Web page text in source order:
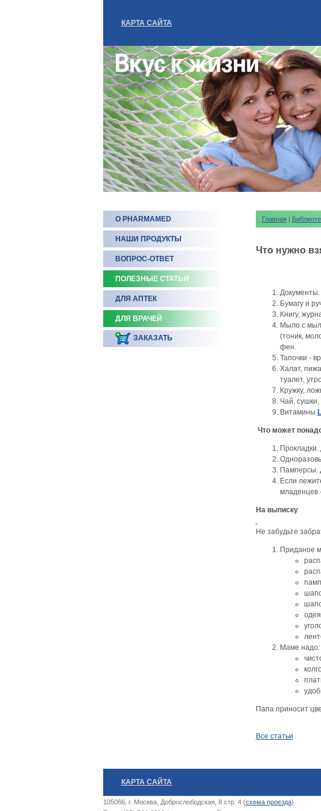
КАРТА САЙТА
О PHARMAMED
НАШИ ПРОДУКТЫ
ВОПРОС-ОТВЕТ
ПОЛЕЗНЫЕ СТАТЬИ
ДЛЯ АПТЕК
ДЛЯ ВРАЧЕЙ
ЗАКАЗАТЬ
Главная |
Что нужно
Документы.
Бумагу и
Книгу,
Мыло с
(тоник,
фен.
Тапочки -
Халат,
туалет,
Кружку,
Чай,
Витамины
Что может
Памперсы.
Если
младенцев
На выписку
Не забудьте
Приданое
Маме надо:
Папа приносит
Все статьи
КАРТА САЙТА
105066, г. Москва, Доброслободская, 8 стр. 4 (схема проезда)